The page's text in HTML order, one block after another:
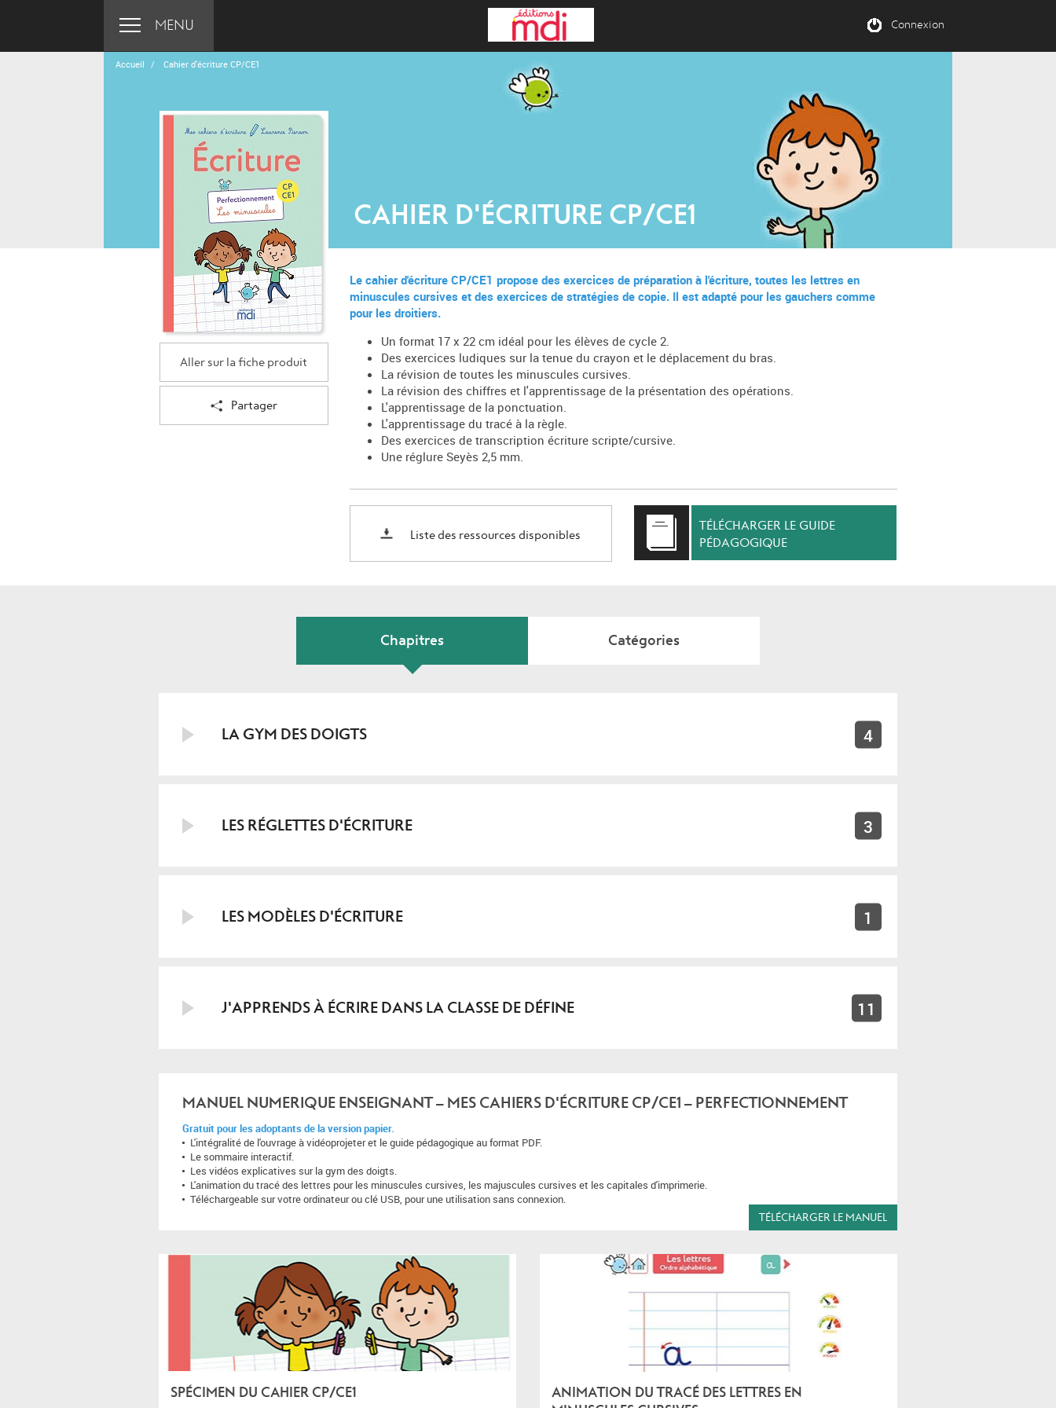
MENU Connexion
Accueil Cahier d'écriture CP/CE1
CAHIER D'ÉCRITURE CP/CE1
Aller sur la fiche produit
Partager
Le cahier d'écriture CP/CE1 propose des exercices de préparation à l'écriture, toutes les lettres en
minuscules cursives et des exercices de stratégies de copie. Il est adapté pour les gauchers comme
pour les droitiers.
Un format 17 x 22 cm idéal pour les élèves de cycle 2.
Des exercices ludiques sur la tenue du crayon et le déplacement du bras.
La révision de toutes les minuscules cursives.
La révision des chiffres et l'apprentissage de la présentation des opérations.
L'apprentissage de la ponctuation.
L'apprentissage du tracé à la règle.
Des exercices de transcription écriture scripte/cursive.
Une réglure Seyès 2,5 mm.
Liste des ressources disponibles
TÉLÉCHARGER LE GUIDE
PÉDAGOGIQUE
Chapitres Catégories
LA GYM DES DOIGTS 4
LES RÉGLETTES D'ÉCRITURE 3
LES MODÈLES D'ÉCRITURE 1
J'APPRENDS À ÉCRIRE DANS LA CLASSE DE DÉFINE 11
MANUEL NUMERIQUE ENSEIGNANT – MES CAHIERS D'ÉCRITURE CP/CE1 – PERFECTIONNEMENT
Gratuit pour les adoptants de la version papier.
L'intégralité de l'ouvrage à vidéoprojeter et le guide pédagogique au format PDF.
Le sommaire interactif.
Les vidéos explicatives sur la gym des doigts.
L'animation du tracé des lettres pour les minuscules cursives, les majuscules cursives et les capitales d'imprimerie.
Téléchargeable sur votre ordinateur ou clé USB, pour une utilisation sans connexion.
TÉLÉCHARGER LE MANUEL
SPÉCIMEN DU CAHIER CP/CE1
ANIMATION DU TRACÉ DES LETTRES EN